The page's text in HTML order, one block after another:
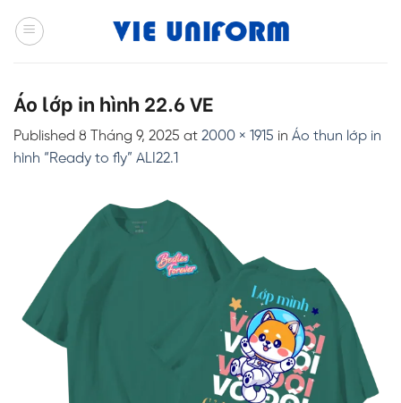
Áo lớp in hình 22.6 VE
Published 8 Tháng 9, 2025 at 2000 × 1915 in Áo thun lớp in
hình “Ready to fly” ALI22.1